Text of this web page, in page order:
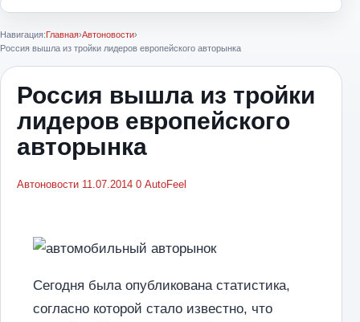
Навигация:Главная›Автоновости›
Россия вышла из тройки лидеров европейского авторынка
Россия вышла из тройки
лидеров европейского
авторынка
Автоновости 11.07.2014 0 AutoFeel
Сегодня была опубликована статистика,
согласно которой стало известно, что